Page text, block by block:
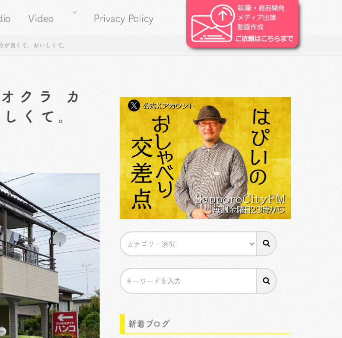
Video Privacy Policy
良くて、おいしくて。
クラ カ
くて。
新着ブログ